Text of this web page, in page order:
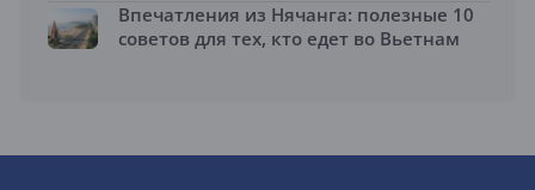
Впечатления из Нячанга: полезные 10
советов для тех, кто едет во Вьетнам